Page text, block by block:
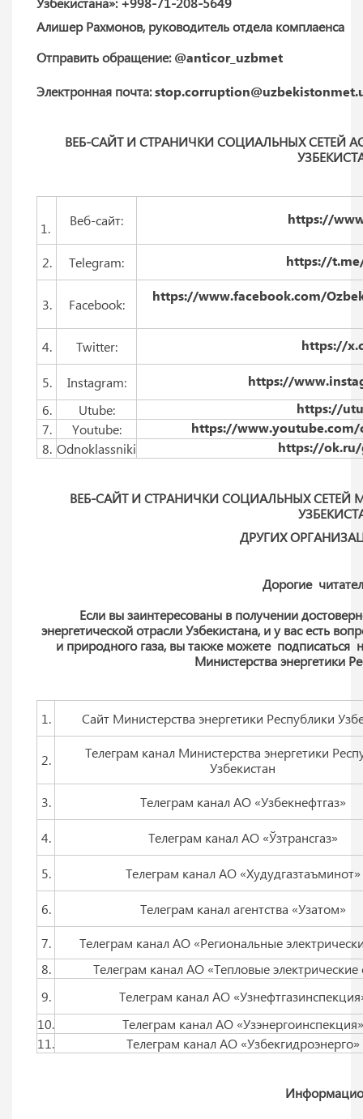
Алишер Рахмонов, руководитель отдела комплаенса
Отправить обращение: @anticor_uzbmet
Электронная почта:
ВЕБ-САЙТ И СТРАНИЧКИ СОЦИАЛЬНЫХ СЕТЕЙ
1. Веб-cайт: https://
2. Telegram: https://
3. Facebook:
https://www.facebook.com/
4. Twitter: https://
5. Instagram:
https://
6.
Utube:
https://
7.
Youtube:
https://www.youtube.com/
8. Odnoklassniki https://ok.ru/
ВЕБ-САЙТ И СТРАНИЧКИ СОЦИАЛЬНЫХ СЕТЕЙ
ДРУГИХ
Дорогие
Если вы заинтересованы в получении
энергетической отрасли Узбекистана, и у вас есть
и природного газа, вы также можете подписаться
Министерства энергетики
1. Сайт Министерства энергетики Республики
2.
Телеграм канал Министерства энергетики
Узбекистан
3.
Телеграм канал АО «Узбекнефтгаз»
4. Телеграм канал АО «Ўзтрансгаз»
5. Телеграм канал АО «Худудгазтаъминот»
6.
Телеграм канал агентства «Узатом»
7.
Телеграм канал АО «Региональные
8.
Телеграм канал АО «Тепловые электрические
9.
Телеграм канал АО
10.
Телеграм канал АО «Узэнергоинспекция»
11.
Телеграм канал АО «Узбекгидроэнерго»